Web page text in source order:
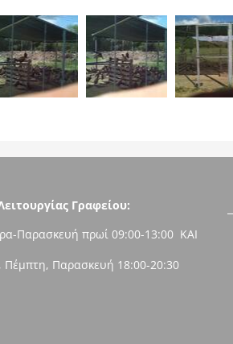
Γραφείου:
Παρασκευή πρωί 09:00-13:00 ΚΑΙ
Πέμπτη, Παρασκευή 18:00-20:30